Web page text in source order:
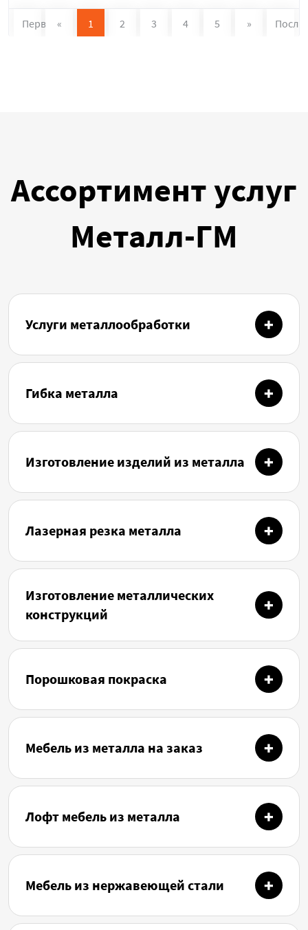
Первая « 1 2 3 4 5 »
Ассортимент услуг
Металл-ГМ
Услуги металлообработки
Гибка металла
Изготовление изделий из металла
Лазерная резка металла
Изготовление металлических
конструкций
Порошковая покраска
Мебель из металла на заказ
Лофт мебель из металла
Мебель из нержавеющей стали